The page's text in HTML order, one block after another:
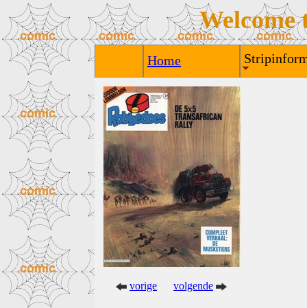
Welcome
Home
vorige volgende